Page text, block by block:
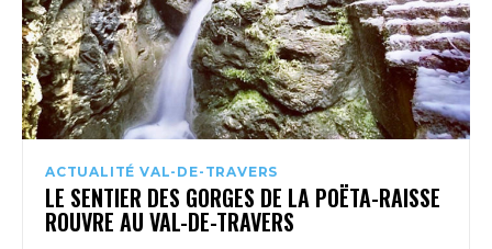
ACTUALITÉ VAL-DE-TRAVERS
LE SENTIER DES GORGES DE LA POËTA-RAISSE
ROUVRE AU VAL-DE-TRAVERS